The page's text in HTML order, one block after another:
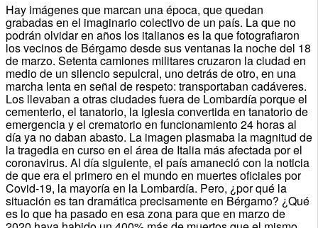
Hay imágenes que marcan una época, que quedan
grabadas en el imaginario colectivo de un país. La que no
podrán olvidar en años los italianos es la que fotografiaron
los vecinos de Bérgamo desde sus ventanas la noche del 18
de marzo. Setenta camiones militares cruzaron la ciudad en
medio de un silencio sepulcral, uno detrás de otro, en una
marcha lenta en señal de respeto: transportaban cadáveres.
Los llevaban a otras ciudades fuera de Lombardía porque el
cementerio, el tanatorio, la iglesia convertida en tanatorio de
emergencia y el crematorio en funcionamiento 24 horas al
día ya no daban abasto. La imagen plasmaba la magnitud de
la tragedia en curso en el área de Italia más afectada por el
coronavirus. Al día siguiente, el país amaneció con la noticia
de que era el primero en el mundo en muertes oficiales por
Covid-19, la mayoría en la Lombardía. Pero, ¿por qué la
situación es tan dramática precisamente en Bérgamo? ¿Qué
es lo que ha pasado en esa zona para que en marzo de